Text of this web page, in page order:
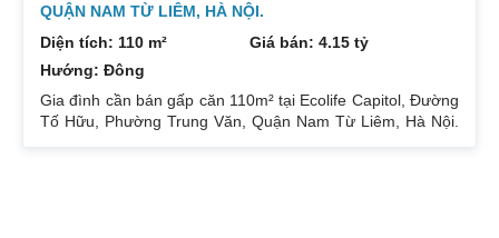
QUẬN NAM TỪ LIÊM, HÀ NỘI.
Diện tích: 110 m²
Giá bán: 4.15 tỷ
Hướng: Đông
Gia đình cần bán gấp căn 110m² tại Ecolife Capitol, Đường
Tố Hữu, Phường Trung Văn, Quận Nam Từ Liêm, Hà Nội.